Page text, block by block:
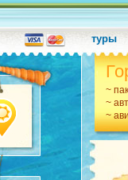
туры
~
~
~